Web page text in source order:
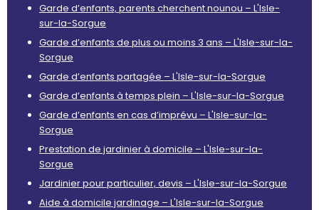
Garde d’enfants, parents cherchent nounou – L'Isle-
sur-la-Sorgue
Garde d’enfants de plus ou moins 3 ans – L'Isle-sur-la-
Sorgue
Garde d’enfants partagée – L'Isle-sur-la-Sorgue
Garde d’enfants à temps plein – L'Isle-sur-la-Sorgue
Garde d’enfants en cas d’imprévu – L'Isle-sur-la-
Sorgue
Prestation de jardinier à domicile – L'Isle-sur-la-
Sorgue
Jardinier pour particulier, devis – L'Isle-sur-la-Sorgue
Aide à domicile jardinage – L'Isle-sur-la-Sorgue